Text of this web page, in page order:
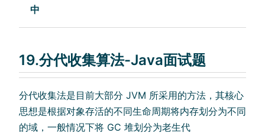
中
19.分代收集算法-Java面试题
分代收集法是目前大部分 JVM 所采用的方法，其核心
思想是根据对象存活的不同生命周期将内存划分为不同
的域，一般情况下将 GC 堆划分为老生代